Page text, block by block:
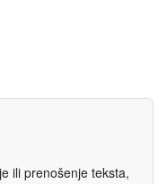
ili prenošenje teksta,